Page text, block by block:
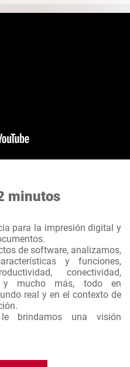
minutos
para la impresión digital y
de software, analizamos,
y funciones,
conectividad,
y mucho más, todo en
real y en el contexto de
le brindamos una visión